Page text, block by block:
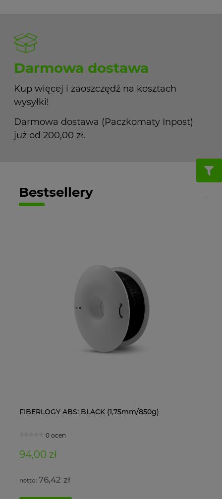
Darmowa dostawa
Kup więcej i zaoszczędź na kosztach
wysyłki!
Darmowa dostawa (Paczkomaty Inpost)
już od 200,00 zł.
Bestsellery
FIBERLOGY ABS: BLACK (1,75mm/850g)
0 ocen
94,00 zł
76,42 zł